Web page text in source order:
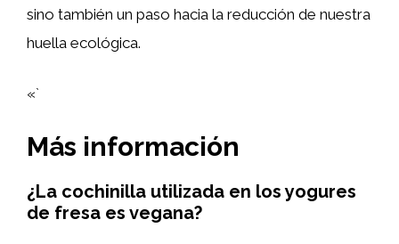
sino también un paso hacia la reducción de nuestra
huella ecológica.
«`
Más información
¿La cochinilla utilizada en los yogures
de fresa es vegana?